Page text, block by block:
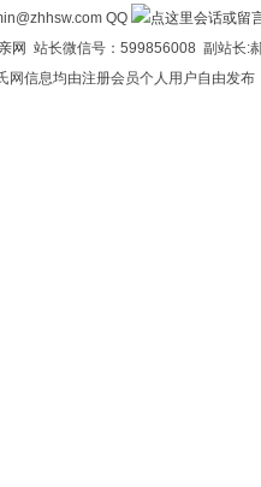
QQ
网 站长微信号：599856008 副站长:
网信息均由注册会员个人用户自由发